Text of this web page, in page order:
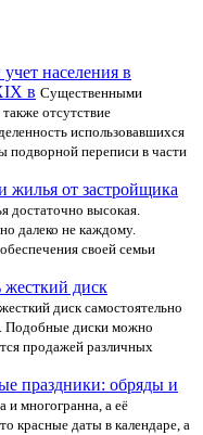
населения в
в Существенными
отсутствие
использовавшихся
подворной переписи в части
жилья от застройщика
достаточно высокая.
далеко не каждому.
своей семьи
жесткий диск
диск самостоятельно
Подобные диски можно
продажей различных
праздники: обряды и
и многогранна, а её
красные даты в календаре, а